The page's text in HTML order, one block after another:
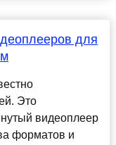
для
Это
видеоплеер
форматов и